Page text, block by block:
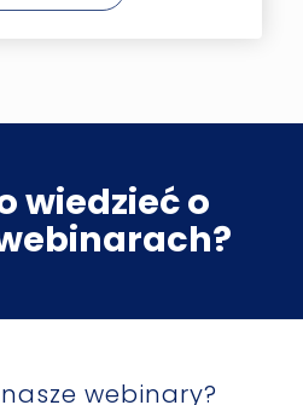
wiedzieć o
webinary?